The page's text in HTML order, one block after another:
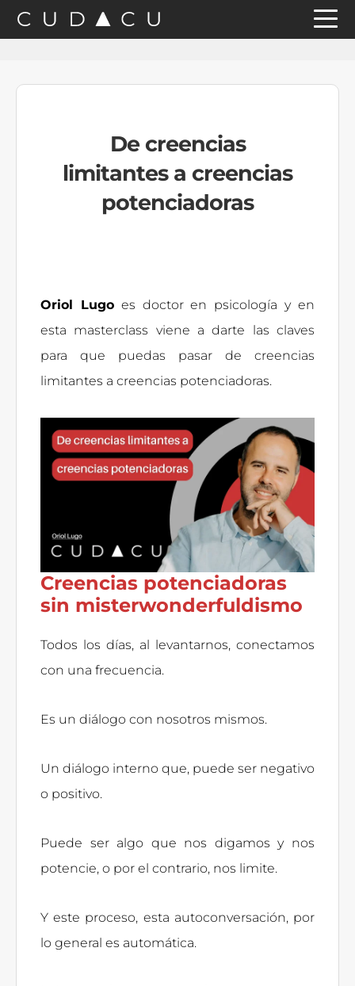
Saltar
a
Saltar
al
Saltar
a
De creencias
limitantes a creencias
potenciadoras
Oriol Lugoes doctor en psicología y en
esta masterclass viene a darte las claves
para que puedas pasar de creencias
limitantes a creencias potenciadoras.
Creencias potenciadoras
sin misterwonderfuldismo
Todos los días, al levantarnos, conectamos
con una frecuencia.
Es un diálogo con nosotros mismos.
Un diálogo interno que, puede ser negativo
o positivo.
Puede ser algo que nos digamos y nos
potencie, o por el contrario, nos limite.
Y este proceso, esta autoconversación, por
lo general es automática.